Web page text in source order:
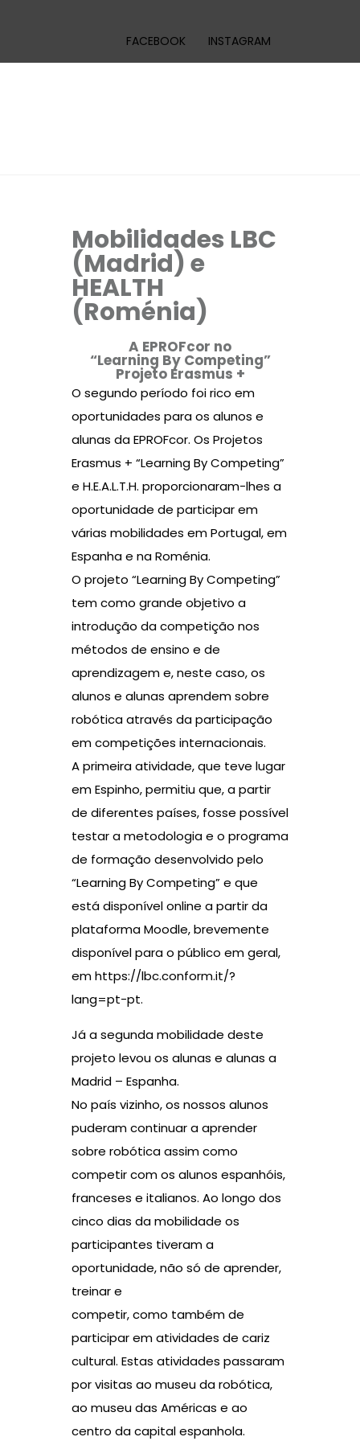
FACEBOOK INSTAGRAM
Mobilidades LBC
(Madrid) e
HEALTH
(Roménia)
A EPROFcor no
“Learning By Competing”
Projeto Erasmus +
O segundo período foi rico em
oportunidades para os alunos e
alunas da EPROFcor. Os Projetos
Erasmus + “Learning By Competing”
e H.E.A.L.T.H. proporcionaram-lhes a
oportunidade de participar em
várias mobilidades em Portugal, em
Espanha e na Roménia.
O projeto “Learning By Competing”
tem como grande objetivo a
introdução da competição nos
métodos de ensino e de
aprendizagem e, neste caso, os
alunos e alunas aprendem sobre
robótica através da participação
em competições internacionais.
A primeira atividade, que teve lugar
em Espinho, permitiu que, a partir
de diferentes países, fosse possível
testar a metodologia e o programa
de formação desenvolvido pelo
“Learning By Competing” e que
está disponível online a partir da
plataforma Moodle, brevemente
disponível para o público em geral,
emhttps://lbc.conform.it/?
lang=pt-pt.
Já a segunda mobilidade deste
projeto levou os alunas e alunas a
Madrid – Espanha.
No país vizinho, os nossos alunos
puderam continuar a aprender
sobre robótica assim como
competir com os alunos espanhóis,
franceses e italianos. Ao longo dos
cinco dias da mobilidade os
participantes tiveram a
oportunidade, não só de aprender,
treinar e
competir, como também de
participar em atividades de cariz
cultural. Estas atividades passaram
por visitas ao museu da robótica,
ao museu das Américas e ao
centro da capital espanhola.